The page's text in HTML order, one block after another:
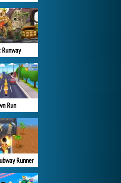
Runway
Run
Runner